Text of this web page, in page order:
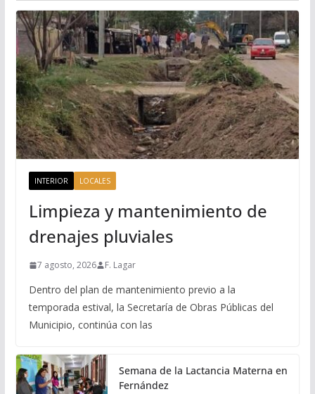
INTERIOR LOCALES
Limpieza y mantenimiento de
drenajes pluviales
7 agosto, 2026 F. Lagar
Dentro del plan de mantenimiento previo a la
temporada estival, la Secretaría de Obras Públicas del
Municipio, continúa con las
Semana de la Lactancia Materna en
Fernández